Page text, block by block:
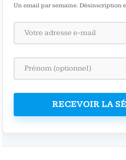
Un email par semaine. Désinscription
RECEVOIR LA